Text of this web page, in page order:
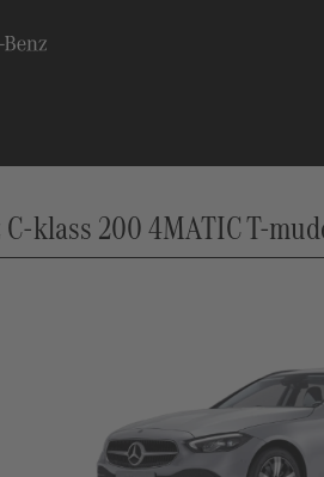
klass 200 4MATIC T-